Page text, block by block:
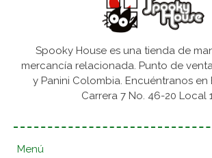
Spooky House es una tienda de
mercancía relacionada. Punto de
y Panini Colombia. Encuéntranos
Carrera 7 No. 46-20 Local
Menú